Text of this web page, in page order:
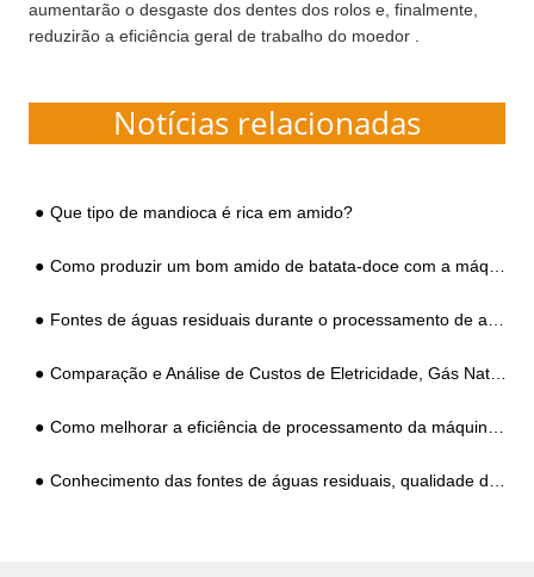
aumentarão o desgaste dos dentes dos rolos e, finalmente,
reduzirão a eficiência geral de trabalho do moedor .
Notícias relacionadas
Que tipo de mandioca é rica em amido?
Como produzir um bom amido de batata-doce com a máquina de fazer amido de batata-doce
Fontes de águas residuais durante o processamento de amido de mandioca e análise da qualidade da água e padrões de descarga
Comparação e Análise de Custos de Eletricidade, Gás Natural, Biomassa e Outros Modos de Fornecimento de Energia no Processamento de Amido
Como melhorar a eficiência de processamento da máquina de amido de batata?
Conhecimento das fontes de águas residuais, qualidade da água e padrões de descarga necessários para processar amido de batata-doce